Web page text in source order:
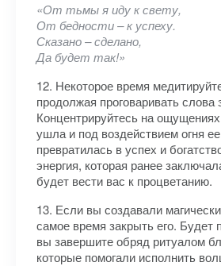
«От тьмы я иду к свету,
От бедности – к успеху.
Сказано – сделано,
Да будет так!»
12. Некоторое время
продолжая проговаривать слова
Концентрируйтесь на
ушла и под воздействием огня
превратилась в успех и
энергия, которая ранее
будет вести вас к процветанию.
13. Если вы создавали
самое время закрыть его. Будет
вы завершите обряд ритуалом
которые помогали исполнить